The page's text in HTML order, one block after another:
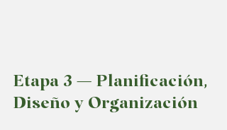
Etapa 3 — Planificación,
Diseño y Organización